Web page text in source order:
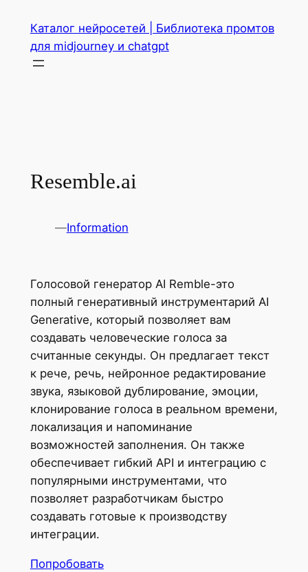
содержимому
Каталог нейросетей | Библиотека промтов
для midjourney и chatgpt
Resemble.ai
—Information
Голосовой генератор AI Remble-это
полный генеративный инструментарий AI
Generative, который позволяет вам
создавать человеческие голоса за
считанные секунды. Он предлагает текст
к рече, речь, нейронное редактирование
звука, языковой дублирование, эмоции,
клонирование голоса в реальном времени,
локализация и напоминание
возможностей заполнения. Он также
обеспечивает гибкий API и интеграцию с
популярными инструментами, что
позволяет разработчикам быстро
создавать готовые к производству
интеграции.
Попробовать